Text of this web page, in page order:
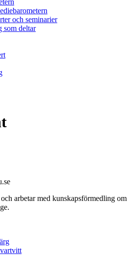
och seminarier
som deltar
arbetar med kunskapsförmedling om